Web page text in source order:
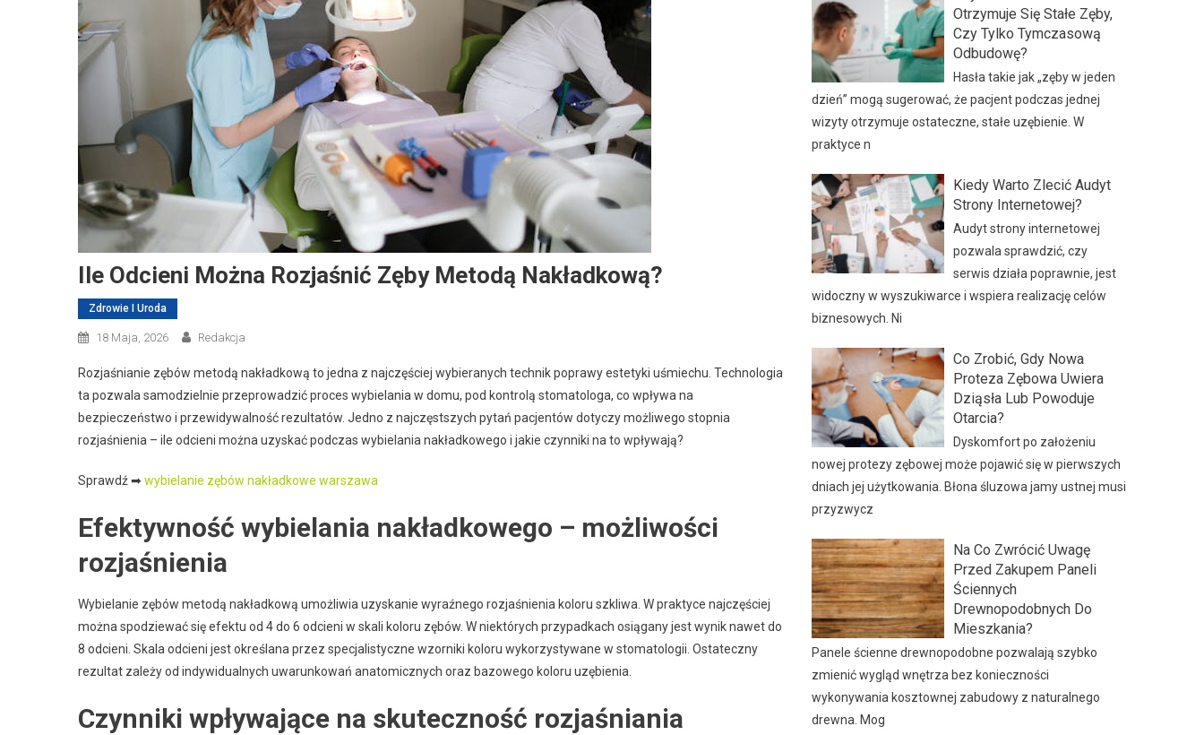
Ile Odcieni Można Rozjaśnić Zęby Metodą Nakładkową?
Zdrowie I Uroda
18 Maja, 2026 Redakcja
Rozjaśnianie zębów metodą nakładkową to jedna z najczęściej wybieranych technik poprawy estetyki uśmiechu. Technologia
ta pozwala samodzielnie przeprowadzić proces wybielania w domu, pod kontrolą stomatologa, co wpływa na
bezpieczeństwo i przewidywalność rezultatów. Jedno z najczęstszych pytań pacjentów dotyczy możliwego stopnia
rozjaśnienia – ile odcieni można uzyskać podczas wybielania nakładkowego i jakie czynniki na to wpływają?
Sprawdź ➡wybielanie zębów nakładkowe warszawa
Efektywność wybielania nakładkowego – możliwości
rozjaśnienia
Wybielanie zębów metodą nakładkową umożliwia uzyskanie wyraźnego rozjaśnienia koloru szkliwa. W praktyce najczęściej
można spodziewać się efektu od 4 do 6 odcieni w skali koloru zębów. W niektórych przypadkach osiągany jest wynik nawet do
8 odcieni. Skala odcieni jest określana przez specjalistyczne wzorniki koloru wykorzystywane w stomatologii. Ostateczny
rezultat zależy od indywidualnych uwarunkowań anatomicznych oraz bazowego koloru uzębienia.
Czynniki wpływające na skuteczność rozjaśniania
Otrzymuje Się Stałe Zęby,
Czy Tylko Tymczasową
Odbudowę?
Hasła takie jak „zęby w jeden
dzień” mogą sugerować, że pacjent podczas jednej
wizyty otrzymuje ostateczne, stałe uzębienie. W
praktyce n
Kiedy Warto Zlecić Audyt
Strony Internetowej?
Audyt strony internetowej
pozwala sprawdzić, czy
serwis działa poprawnie, jest
widoczny w wyszukiwarce i wspiera realizację celów
biznesowych. Ni
Co Zrobić, Gdy Nowa
Proteza Zębowa Uwiera
Dziąsła Lub Powoduje
Otarcia?
Dyskomfort po założeniu
nowej protezy zębowej może pojawić się w pierwszych
dniach jej użytkowania. Błona śluzowa jamy ustnej musi
przyzwycz
Na Co Zwrócić Uwagę
Przed Zakupem Paneli
Ściennych
Drewnopodobnych Do
Mieszkania?
Panele ścienne drewnopodobne pozwalają szybko
zmienić wygląd wnętrza bez konieczności
wykonywania kosztownej zabudowy z naturalnego
drewna. Mog